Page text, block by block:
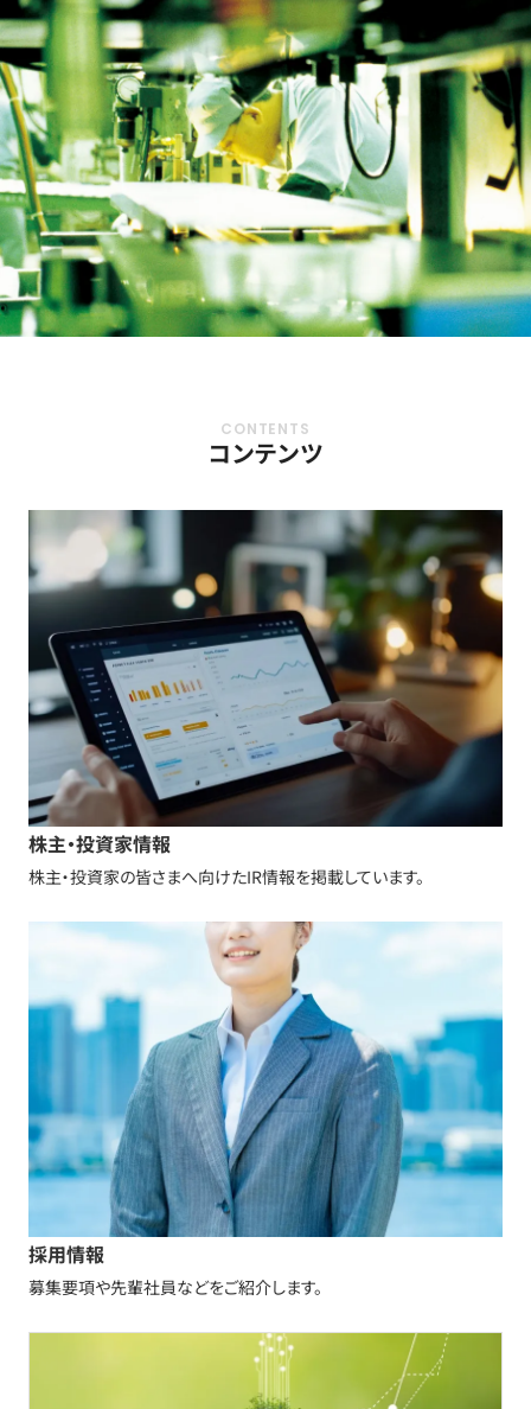
コンテンツ
株主・投資家情報
株主・投資家の皆さまへ向けたIR情報を掲載しています。
採用情報
募集要項や先輩社員などをご紹介します。